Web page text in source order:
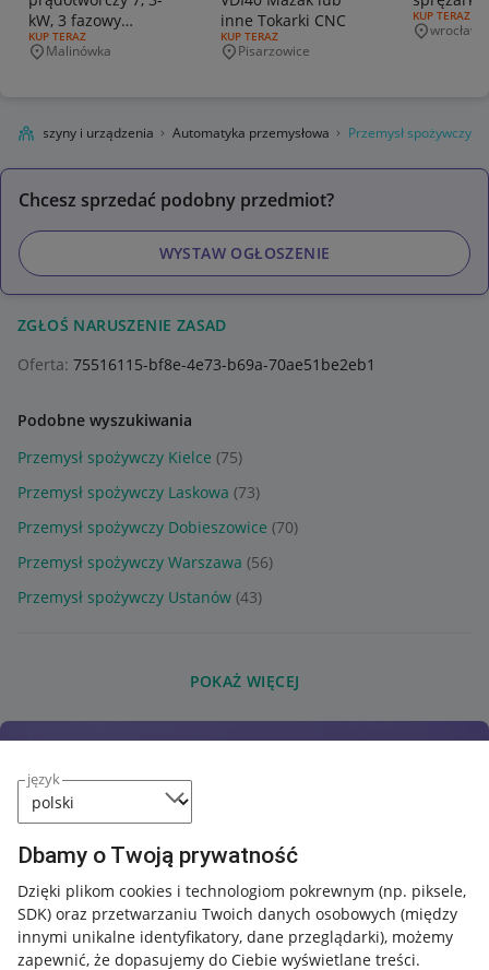
język
Dbamy o Twoją prywatność
Dzięki plikom cookies i technologiom pokrewnym (np. piksele,
SDK) oraz przetwarzaniu Twoich danych osobowych (między
innymi unikalne identyfikatory, dane przeglądarki), możemy
zapewnić, że dopasujemy do Ciebie wyświetlane treści.
kW, 3 fazowy
BRILKUTZ BR 2980XZ
RODZAJ OFERTY:
KUP TERAZ
Miejscowość
Malinówka
inne Tokarki CNC
RODZAJ OFERTY:
KUP TERAZ
Miejscowość
Pisarzowice
RODZAJ
KUP TERAZ
wrocław
Maszyny i urządzenia Automatyka przemysłowa Przemysł spożywczy
Chcesz sprzedać podobny przedmiot?
WYSTAW OGŁOSZENIE
ZGŁOŚ NARUSZENIE ZASAD
Oferta: 75516115-bf8e-4e73-b69a-70ae51be2eb1
Podobne wyszukiwania
Przemysł spożywczy Kielce (75)
Przemysł spożywczy Laskowa (73)
Przemysł spożywczy Dobieszowice (70)
Przemysł spożywczy Warszawa (56)
Przemysł spożywczy Ustanów (43)
POKAŻ WIĘCEJ